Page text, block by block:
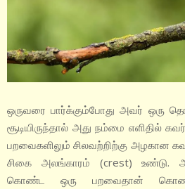
ஒருவரை பார்க்கும்போது அவர் ஒரு
சூடியிருந்தால் அது நம்மை எளிதில்
பறவைகளிலும் சிலவற்றிற்கு அழகான
சிகை அலங்காரம் (crest) உண்டு.
கொண்ட ஒரு பறவைதான்